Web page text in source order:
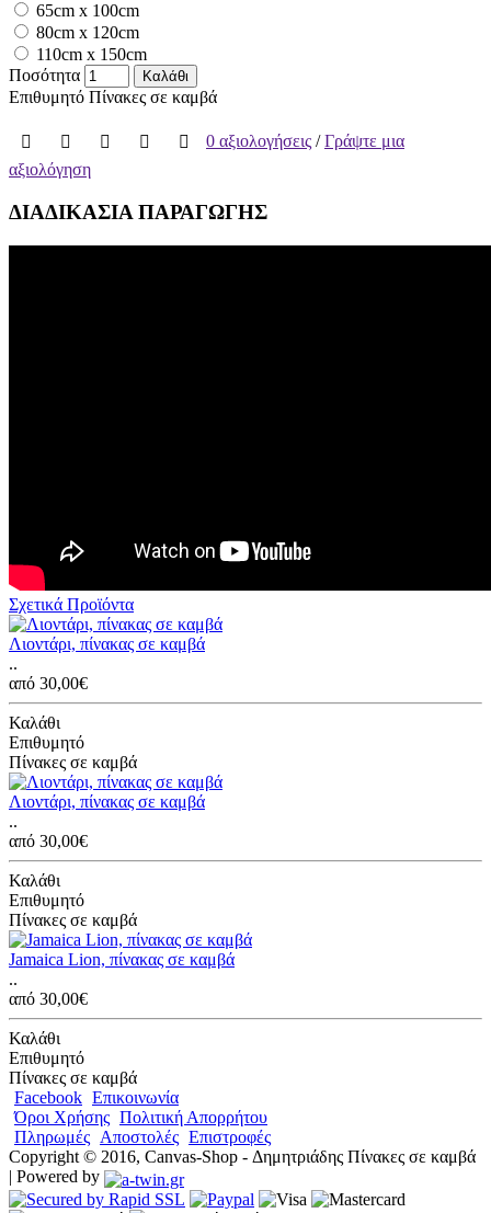
65cm x 100cm
80cm x 120cm
110cm x 150cm
Ποσότητα
Καλάθι
Επιθυμητό Πίνακες σε καμβά
0 αξιολογήσεις /Γράψτε μια
αξιολόγηση
ΔΙΑΔΙΚΑΣΙΑ ΠΑΡΑΓΩΓΗΣ
Σχετικά Προϊόντα
Λιοντάρι, πίνακας σε καμβά
..
από 30,00€
Καλάθι
Επιθυμητό
Πίνακες σε καμβά
Λιοντάρι, πίνακας σε καμβά
..
από 30,00€
Καλάθι
Επιθυμητό
Πίνακες σε καμβά
Jamaica Lion, πίνακας σε καμβά
..
από 30,00€
Καλάθι
Επιθυμητό
Πίνακες σε καμβά
Facebook Επικοινωνία
Όροι Χρήσης Πολιτική Απορρήτου
Πληρωμές Αποστολές Επιστροφές
Copyright © 2016, Canvas-Shop - Δημητριάδης Πίνακες σε καμβά
| Powered by